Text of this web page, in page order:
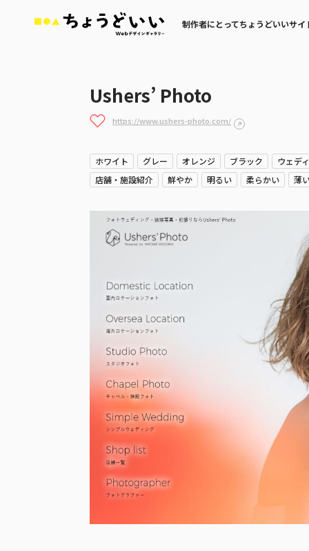
制作者にとってちょうどいいサイ
Ushers’ Photo
https://www.ushers-photo.com/
ホワイト グレー オレンジ ブラック
ウェデ
店舗・施設紹介
鮮やか 明るい 柔らかい 薄